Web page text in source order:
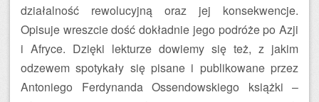
działalność rewolucyjną oraz jej konsekwencje.
Opisuje wreszcie dość dokładnie jego podróże po Azji
i Afryce. Dzięki lekturze dowiemy się też, z jakim
odzewem spotykały się pisane i publikowane przez
Antoniego Ferdynanda Ossendowskiego książki –